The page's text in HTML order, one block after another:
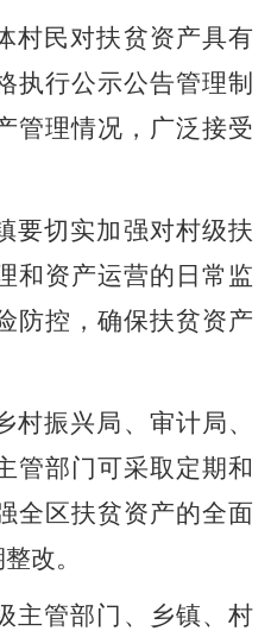
村民对扶贫资产具有
执行公示公告管理制
管理情况，广泛接受
要切实加强对村级扶
和资产运营的日常监
防控，确保扶贫资产
村振兴局 、审计局、
管部门可采取定期和
全 区扶贫资产的全面
改。
主管部门、 乡镇、村